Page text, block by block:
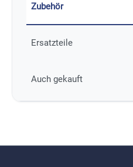
Zubehör
Ersatzteile
Auch gekauft